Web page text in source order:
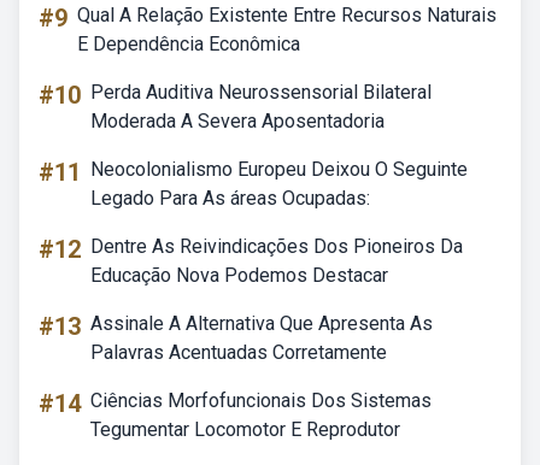
#9 Qual A Relação Existente Entre Recursos Naturais
E Dependência Econômica
#10 Perda Auditiva Neurossensorial Bilateral
Moderada A Severa Aposentadoria
#11
Neocolonialismo Europeu Deixou O Seguinte
Legado Para As áreas Ocupadas:
#12 Dentre As Reivindicações Dos Pioneiros Da
Educação Nova Podemos Destacar
#13 Assinale A Alternativa Que Apresenta As
Palavras Acentuadas Corretamente
#14 Ciências Morfofuncionais Dos Sistemas
Tegumentar Locomotor E Reprodutor